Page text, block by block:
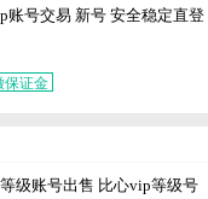
账号交易 新号 安全稳定直登
保证金
级账号出售 比心vip等级号